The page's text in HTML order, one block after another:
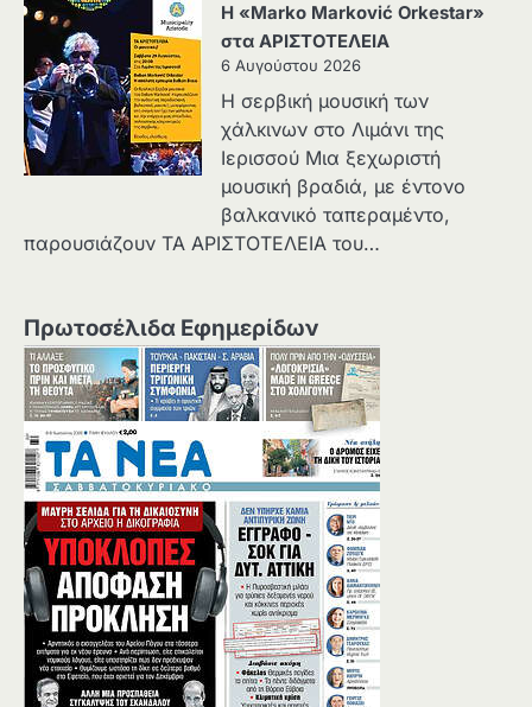
Η «Marko Marković Orkestar»
στα ΑΡΙΣΤΟΤΕΛΕΙΑ
6 Αυγούστου 2026
Η σερβική μουσική των
χάλκινων στο Λιμάνι της
Ιερισσού Μια ξεχωριστή
μουσική βραδιά, με έντονο
βαλκανικό ταπεραμέντο,
παρουσιάζουν ΤΑ ΑΡΙΣΤΟΤΕΛΕΙΑ του…
Πρωτοσέλιδα Εφημερίδων